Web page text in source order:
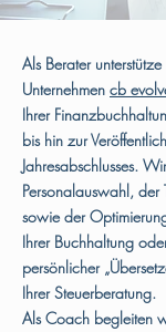
Als Berater
Unternehmen cb
Ihrer
bis hin zur
Jahresabschlusses.
Personalauswahl, der
sowie der
Ihrer Buchhaltung
persönlicher
Ihrer Steuerberatung.
Als Coach begleiten